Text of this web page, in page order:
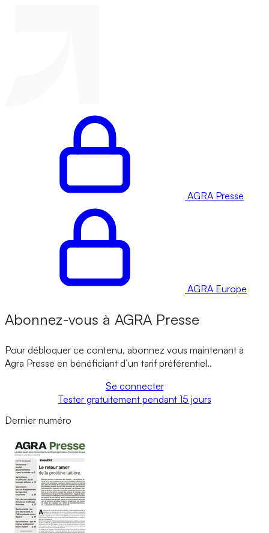
AGRA Presse
AGRA Europe
Abonnez-vous à AGRA Presse
Pour débloquer ce contenu, abonnez vous maintenant à
Agra Presse en bénéficiant d’un tarif préférentiel..
Se connecter
Tester gratuitement pendant 15 jours
Dernier numéro